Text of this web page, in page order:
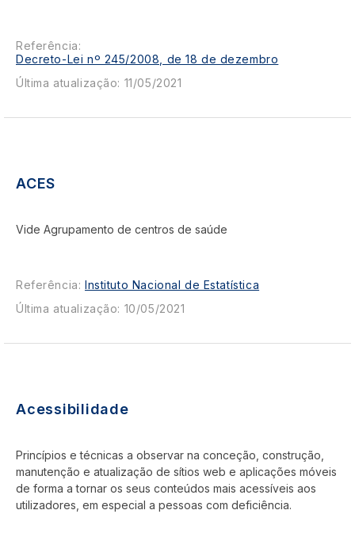
Referência:
Decreto-Lei nº 245/2008, de 18 de dezembro
Última atualização: 11/05/2021
ACES
Vide Agrupamento de centros de saúde
Referência: Instituto Nacional de Estatística
Última atualização: 10/05/2021
Acessibilidade
Princípios e técnicas a observar na conceção, construção,
manutenção e atualização de sítios web e aplicações móveis
de forma a tornar os seus conteúdos mais acessíveis aos
utilizadores, em especial a pessoas com deficiência.